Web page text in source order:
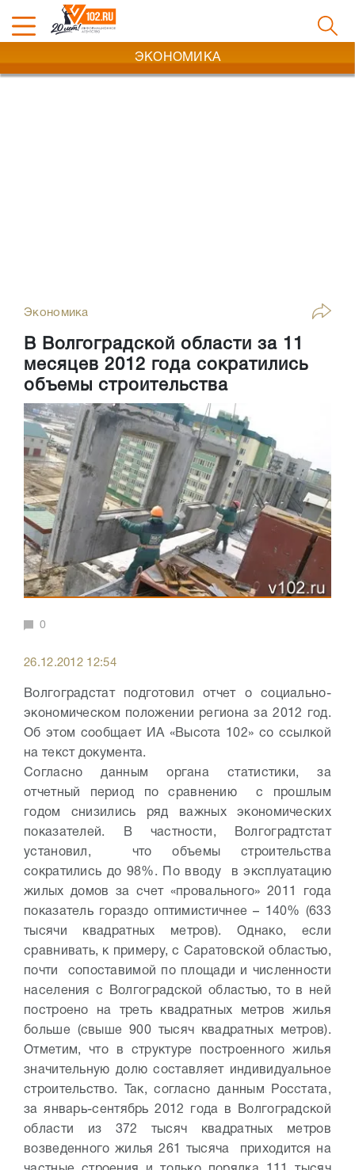
ЭКОНОМИКА
Экономика
В Волгоградской области за 11
месяцев 2012 года сократились
объемы строительства
0
26.12.2012 12:54
Волгоградстат подготовил отчет о социально-
экономическом положении региона за 2012 год.
Об этом сообщает ИА «Высота 102» со ссылкой
на текст документа.
Согласно данным органа статистики, за
отчетный период по сравнению с прошлым
годом снизились ряд важных экономических
показателей. В частности, Волгоградтстат
установил, что объемы строительства
сократились до 98%. По вводу в эксплуатацию
жилых домов за счет «провального» 2011 года
показатель гораздо оптимистичнее – 140% (633
тысячи квадратных метров). Однако, если
сравнивать, к примеру, с Саратовской областью,
почти сопоставимой по площади и численности
населения с Волгоградской областью, то в ней
построено на треть квадратных метров жилья
больше (свыше 900 тысяч квадратных метров).
Отметим, что в структуре построенного жилья
значительную долю составляет индивидуальное
строительство. Так, согласно данным Росстата,
за январь-сентябрь 2012 года в Волгоградской
области из 372 тысяч квадратных метров
возведенного жилья 261 тысяча приходится на